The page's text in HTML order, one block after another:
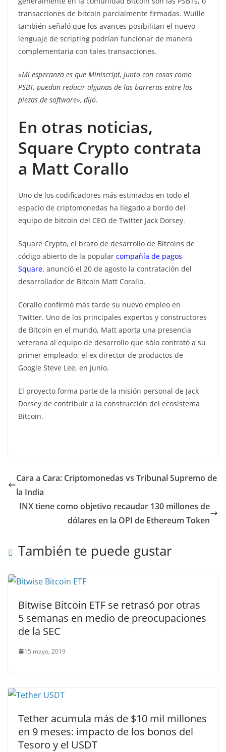
transacciones de bitcoin parcialmente firmadas. Wuille
también señaló que los avances posibilitan el nuevo
lenguaje de scripting podrían funcionar de manera
complementaria con tales transacciones.
«Mi esperanza es que Miniscript, junto con cosas como
PSBT, puedan reducir algunas de las barreras entre las
piezas de software», dijo.
En otras noticias,
Square Crypto contrata
a Matt Corallo
Uno de los codificadores más estimados en todo el
espacio de criptomonedas ha llegado a bordo del
equipo de bitcoin del CEO de Twitter Jack Dorsey.
Square Crypto, el brazo de desarrollo de Bitcoins de
código abierto de la popular compañía de pagos
Square, anunció el 20 de agosto la contratación del
desarrollador de Bitcoin Matt Corallo.
Corallo confirmó más tarde su nuevo empleo en
Twitter. Uno de los principales expertos y constructores
de Bitcoin en el mundo, Matt aporta una presencia
veterana al equipo de desarrollo que sólo contrató a su
primer empleado, el ex director de productos de
Google Steve Lee, en junio.
El proyecto forma parte de la misión personal de Jack
Dorsey de contribuir a la construcción del ecosistema
Bitcoin.
Cara a Cara: Criptomonedas vs Tribunal Supremo de
la India
INX tiene como objetivo recaudar 130 millones de
dólares en la OPI de Ethereum Token
También te puede gustar
Bitwise Bitcoin ETF se retrasó por otras
5 semanas en medio de preocupaciones
de la SEC
15 mayo, 2019
Tether acumula más de $10 mil millones
en 9 meses: impacto de los bonos del
Tesoro y el USDT